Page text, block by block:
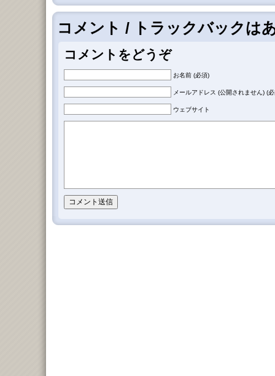
コメント / トラックバックは
コメントをどうぞ
お名前 (必須)
メールアドレス (公開されません) (
ウェブサイト